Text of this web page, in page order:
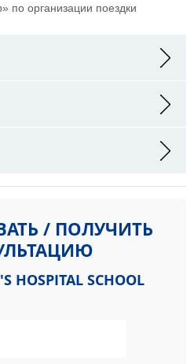
по организации поездки
/ ПОЛУЧИТЬ
HOSPITAL SCHOOL